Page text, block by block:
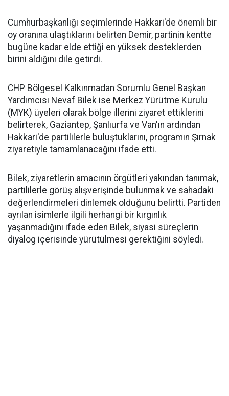
Cumhurbaşkanlığı seçimlerinde Hakkari'de önemli bir
oy oranına ulaştıklarını belirten Demir, partinin kentte
bugüne kadar elde ettiği en yüksek desteklerden
birini aldığını dile getirdi.
CHP Bölgesel Kalkınmadan Sorumlu Genel Başkan
Yardımcısı Nevaf Bilek ise Merkez Yürütme Kurulu
(MYK) üyeleri olarak bölge illerini ziyaret ettiklerini
belirterek, Gaziantep, Şanlıurfa ve Van'ın ardından
Hakkari'de partililerle buluştuklarını, programın Şırnak
ziyaretiyle tamamlanacağını ifade etti.
Bilek, ziyaretlerin amacının örgütleri yakından tanımak,
partililerle görüş alışverişinde bulunmak ve sahadaki
değerlendirmeleri dinlemek olduğunu belirtti. Partiden
ayrılan isimlerle ilgili herhangi bir kırgınlık
yaşanmadığını ifade eden Bilek, siyasi süreçlerin
diyalog içerisinde yürütülmesi gerektiğini söyledi.